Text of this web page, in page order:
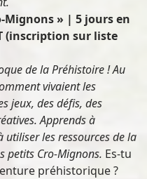
Mignons » | 5 jours en
(inscription sur liste
de la Préhistoire ! Au
vivaient les
jeux, des défis, des
Apprends à
les ressources de la
petits Cro-Mignons. Es-tu
préhistorique ?